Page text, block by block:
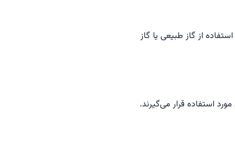
از گاز طبیعی یا گاز
استفاده قرار می‌گیرند.